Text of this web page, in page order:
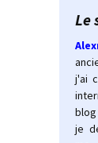
Le
j'ai
blog
je